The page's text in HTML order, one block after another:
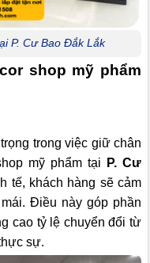
P. Cư Bao Đắk Lắk
shop mỹ phẩm
trong việc giữ chân
mỹ phẩm tại
P. Cư
tế, khách hàng sẽ cảm
Điều này góp phần
cao tỷ lệ chuyển đổi từ
sự.